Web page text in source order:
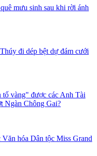
mưu sinh sau khi rời ánh
đi dép bệt dự đám cưới
vàng" được các Anh Tài
Ngàn Chông Gai?
hóa Dân tộc Miss Grand